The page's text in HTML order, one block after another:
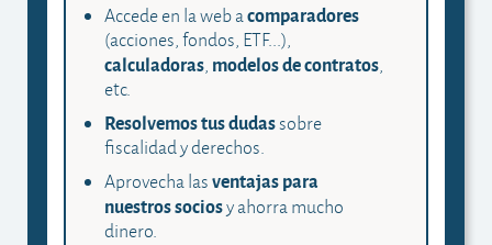
Accede en la web acomparadores
(acciones, fondos, ETF...),
calculadoras, modelos de contratos,
etc.
Resolvemos tus dudassobre
fiscalidad y derechos.
Aprovecha lasventajas para
nuestros sociosy ahorra mucho
dinero.